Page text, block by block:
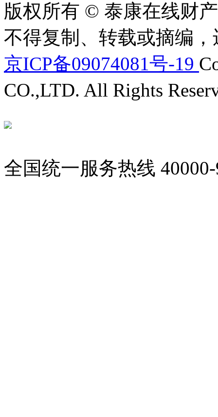
版权所有 © 泰康在线财
不得复制、转载或摘编
京ICP备09074081号-19
CO.,LTD. All Rights
全国统一服务热线